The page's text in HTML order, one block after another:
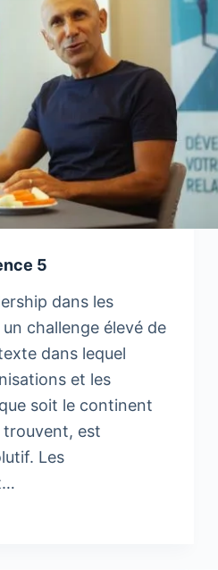
5
dans les
challenge élevé de
dans lequel
et les
soit le continent
trouvent, est
Les